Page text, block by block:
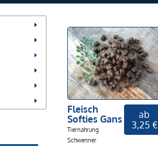
Fleisch
Softies Gans
Tiernahrung
Schwenner
ab
3,25 €